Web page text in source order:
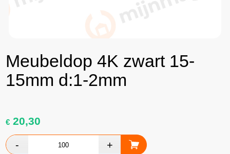
Meubeldop 4K zwart 15-
15mm d:1-2mm
€ 20,30